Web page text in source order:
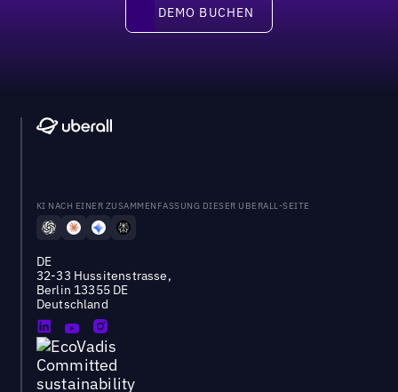
DEMO BUCHEN
DEMO BUCHEN
KI NACH EINER ZUSAMMENFASSUNG DIESER UBERALL-SEITE
DE
32-33 Hussitenstrasse,
Berlin 13355 DE
Deutschland